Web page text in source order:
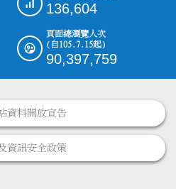
136,604
頁面總瀏覽人次
(自105.7.15起)
90,397,759
資料開放宣告
資訊安全政策